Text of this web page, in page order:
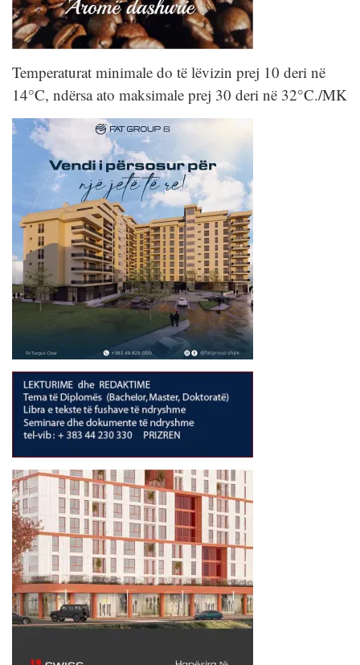
Temperaturat minimale do të lëvizin prej 10 deri në
14°C, ndërsa ato maksimale prej 30 deri në 32°C./MK